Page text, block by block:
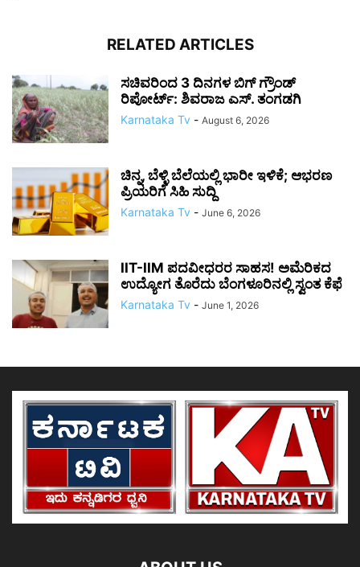
RELATED ARTICLES
ಸಚಿವರಿಂದ 3 ದಿನಗಳ ಬಿಗ್ ಗ್ರೌಂಡ್
ರಿಪೋರ್ಟ್: ಶಿವರಾಜ ಎಸ್. ತಂಗಡಗಿ
Karnataka Tv - August 6, 2026
ಚಿನ್ನ, ಬೆಳ್ಳಿ ಬೆಲೆಯಲ್ಲಿ ಭಾರೀ ಇಳಿಕೆ; ಆಭರಣ
ಪ್ರಿಯರಿಗೆ ಸಿಹಿ ಸುದ್ದಿ
Karnataka Tv - June 6, 2026
IIT-IIM ಪದವೀಧರರ ಸಾಹಸ! ಅಮೆರಿಕದ
ಉದ್ಯೋಗ ತೊರೆದು ಬೆಂಗಳೂರಿನಲ್ಲಿ ಸ್ವಂತ ಕೆಫೆ
Karnataka Tv - June 1, 2026